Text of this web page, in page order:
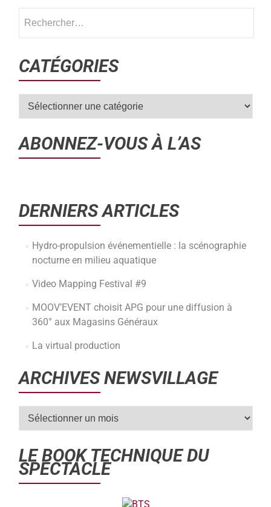
CATÉGORIES
ABONNEZ-VOUS À L’AS
DERNIERS ARTICLES
Hydro-propulsion événementielle : la scénographie
nocturne en milieu aquatique
Video Mapping Festival #9
MOOV’EVENT choisit APG pour une diffusion à
360° aux Magasins Généraux
La virtual production
ARCHIVES NEWSVILLAGE
LE BOOK TECHNIQUE DU
SPECTACLE